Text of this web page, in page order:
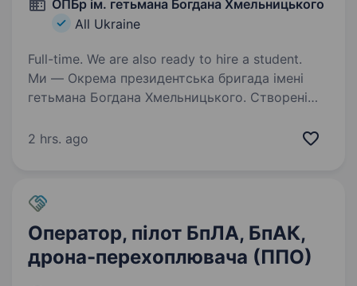
ОПБр ім. гетьмана Богдана Хмельницького
All Ukraine
Full-time. We are also ready to hire a student.
Ми — Окрема президентська бригада імені
гетьмана Богдана Хмельницького. Створені
якого була зустріч іноземних делегацій
2 hrs. ago
Оператор, пілот БпЛА, БпАК,
дрона-перехоплювача (ППО)